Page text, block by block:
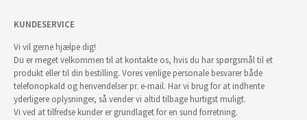
KUNDESERVICE
Vi vil gerne hjælpe dig!
Du er meget velkommen til at kontakte os, hvis du har spørgsmål til et
produkt eller til din bestilling. Vores venlige personale besvarer både
telefonopkald og henvendelser pr. e-mail. Har vi brug for at indhente
yderligere oplysninger, så vender vi altid tilbage hurtigst muligt.
Vi ved at tilfredse kunder er grundlaget for en sund forretning.